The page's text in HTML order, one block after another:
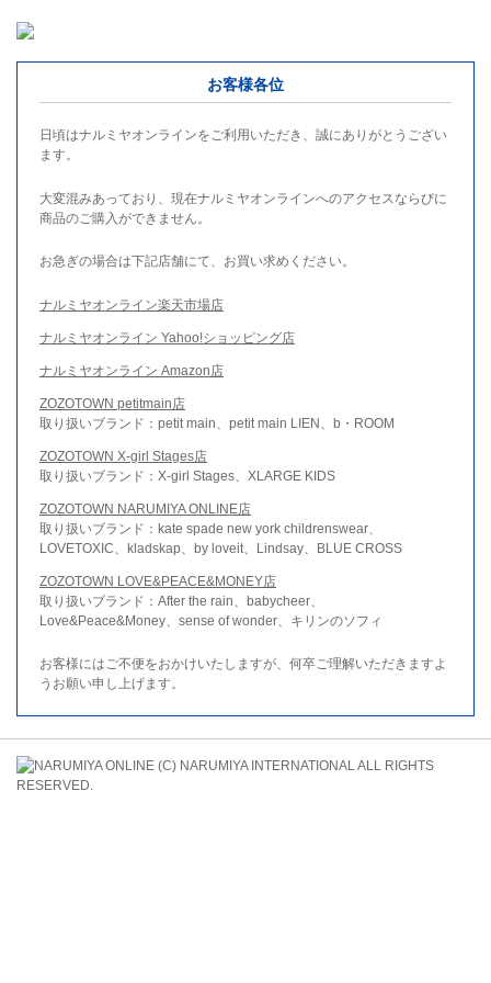
お客様各位
日頃はナルミヤオンラインをご利用いただき、誠にありがとうござい
ます。
大変混みあっており、現在ナルミヤオンラインへのアクセスならびに
商品のご購入ができません。
お急ぎの場合は下記店舗にて、お買い求めください。
ナルミヤオンライン楽天市場店
ナルミヤオンライン Yahoo!ショッピング店
ナルミヤオンライン Amazon店
ZOZOTOWN petitmain店
取り扱いブランド：petit main、petit main LIEN、b・ROOM
ZOZOTOWN X-girl Stages店
取り扱いブランド：X-girl Stages、XLARGE KIDS
ZOZOTOWN NARUMIYA ONLINE店
取り扱いブランド：kate spade new york childrenswear、
LOVETOXIC、kladskap、by loveit、Lindsay、BLUE CROSS
ZOZOTOWN LOVE&PEACE&MONEY店
取り扱いブランド：After the rain、babycheer、
Love&Peace&Money、sense of wonder、キリンのソフィ
お客様にはご不便をおかけいたしますが、何卒ご理解いただきますよ
うお願い申し上げます。